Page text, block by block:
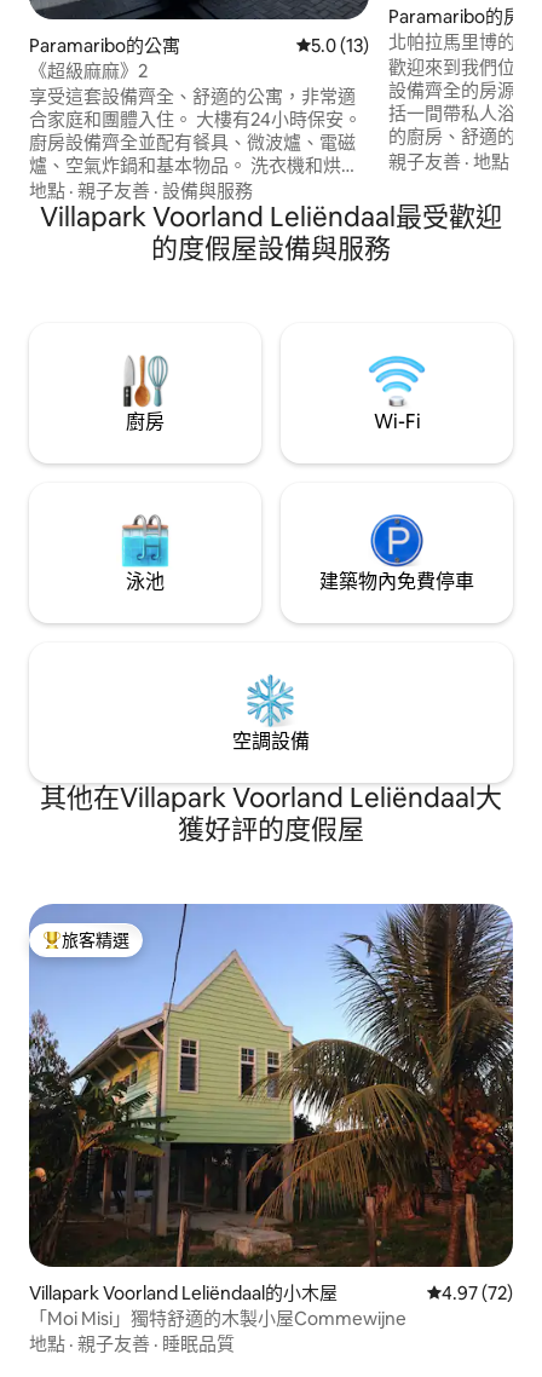
Paramaribo的公寓 從 13 則評價中獲得 5.0 的平
5.0 (13)
《超級麻麻》2
享受這套設備齊全、舒適的公寓，非常適
合家庭和團體入住。 大樓有24小時保安。
廚房設備齊全並配有餐具、微波爐、電磁
爐、空氣炸鍋和基本物品。 洗衣機和烘衣
機。 客廳和兩間臥室都有空調，所有房間
都有電視。 公寓和泳池提供毛巾。 泳池是
共用的（9間公寓），每週清潔一次。 車
庫可停 1 輛車 + 前面有 2 個泊車位。舒適又
地點 · 親子友善 · 設備與服務
Paramaribo的房源
北帕拉馬里博的舒
歡迎來到我們位於
設備齊全的房源！
括一間帶私人浴室
的廚房、舒適的起
和烘乾機的洗衣區
商店和熱門的週日
僅10分鐘路程。
的住宿體驗！
親子友善 ·地點
Villapark Voorland Leliëndaal最受歡迎
的度假屋設備與服務
廚房 Wi-Fi
泳池 建築物內免費停車
空調設備
其他在Villapark Voorland Leliëndaal大
獲好評的度假屋
旅客精選榜首
旅客精選
Villapark Voorland Leliëndaal的小木屋 從 72 則評價
4.97 (72)
「Moi Misi」獨特舒適的木製小屋Commewijne
地點 · 親子友善 · 睡眠品質